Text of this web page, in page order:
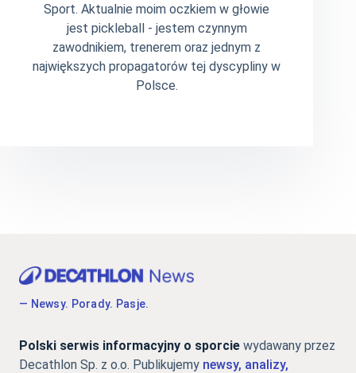
Sport. Aktualnie moim oczkiem w głowie
jest pickleball - jestem czynnym
zawodnikiem, trenerem oraz jednym z
największych propagatorów tej dyscypliny w
Polsce.
— Newsy. Porady. Pasje.
Polski serwis informacyjny o sporcie wydawany przez
Decathlon Sp. z o.o. Publikujemy newsy, analizy,